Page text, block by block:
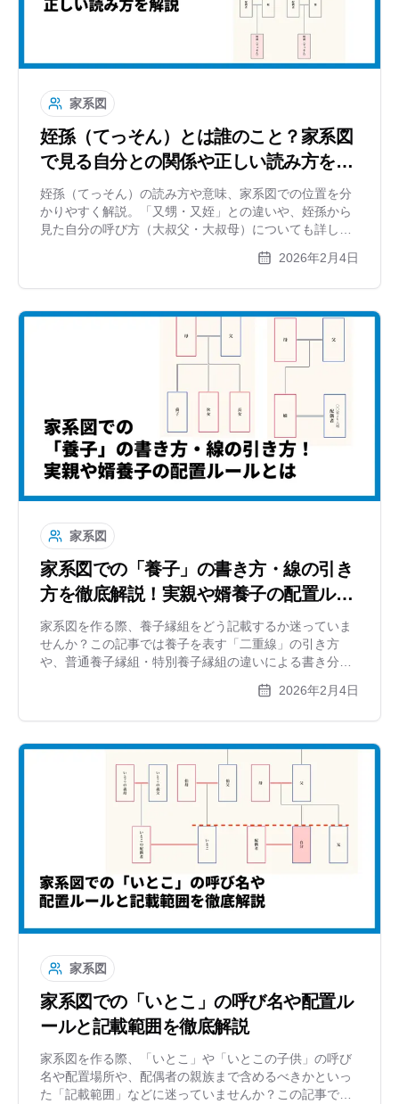
家系図
姪孫（てっそん）とは誰のこと？家系図
で見る自分との関係や正しい読み方を解
説
姪孫（てっそん）の読み方や意味、家系図での位置を分
かりやすく解説。「又甥・又姪」との違いや、姪孫から
見た自分の呼び方（大叔父・大叔母）についても詳しく
2026年2月4日
家系図
家系図での「養子」の書き方・線の引き
方を徹底解説！実親や婿養子の配置ルー
ルとは
家系図を作る際、養子縁組をどう記載するか迷っていま
せんか？この記事では養子を表す「二重線」の引き方
や、普通養子縁組・特別養子縁組の違いによる書き分
2026年2月4日
家系図
家系図での「いとこ」の呼び名や配置ル
ールと記載範囲を徹底解説
家系図を作る際、「いとこ」や「いとこの子供」の呼び
名や配置場所や、配偶者の親族まで含めるべきかといっ
た「記載範囲」などに迷っていませんか？この記事で